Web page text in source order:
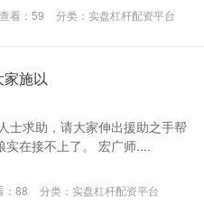
查看：59 分类： 实盘杠杆配资平台
施以
士求助，请大家伸出援助之手帮
在接不上了。 宏广师....
：88 分类： 实盘杠杆配资平台